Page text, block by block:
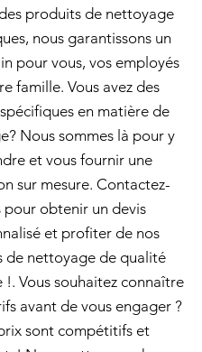
produits de nettoyage
nous garantissons un
pour vous, vos employés
famille. Vous avez des
en matière de
Nous sommes là pour y
et vous fournir une
sur mesure. Contactez-
pour obtenir un devis
et profiter de nos
de nettoyage de qualité
!. Vous souhaitez connaître
avant de vous engager ?
sont compétitifs et